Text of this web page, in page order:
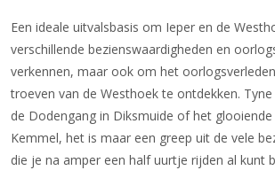
Een ideale uitvalsbasis om Ieper en de
verschillende bezienswaardigheden en
verkennen, maar ook om het
troeven van de Westhoek te ontdekken.
de Dodengang in Diksmuide of het
Kemmel, het is maar een greep uit de vele
die je na amper een half uurtje rijden al kunt